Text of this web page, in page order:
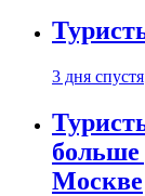
3 дня спустя
больше
Москве